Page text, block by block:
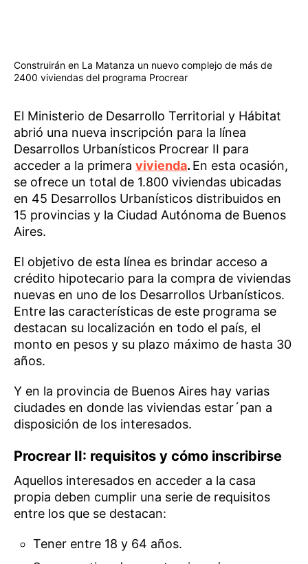
Construirán en La Matanza un nuevo complejo de más de
2400 viviendas del programa Procrear
El Ministerio de Desarrollo Territorial y Hábitat
abrió una nueva inscripción para la línea
Desarrollos Urbanísticos Procrear II para
acceder a la primera vivienda. En esta ocasión,
se ofrece un total de 1.800 viviendas ubicadas
en 45 Desarrollos Urbanísticos distribuidos en
15 provincias y la Ciudad Autónoma de Buenos
Aires.
El objetivo de esta línea es brindar acceso a
crédito hipotecario para la compra de viviendas
nuevas en uno de los Desarrollos Urbanísticos.
Entre las características de este programa se
destacan su localización en todo el país, el
monto en pesos y su plazo máximo de hasta 30
años.
Y en la provincia de Buenos Aires hay varias
ciudades en donde las viviendas estar´pan a
disposición de los interesados.
Procrear II: requisitos y cómo inscribirse
Aquellos interesados en acceder a la casa
propia deben cumplir una serie de requisitos
entre los que se destacan:
Tener entre 18 y 64 años.